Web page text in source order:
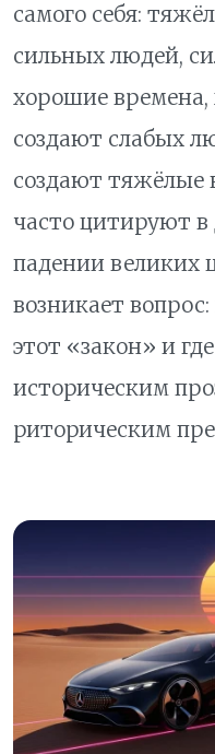
самого себя:
сильных людей,
хорошие
создают слабых
создают тяжёлые
часто цитируют в
падении великих
возникает
этот «закон» и
историческим
риторическим